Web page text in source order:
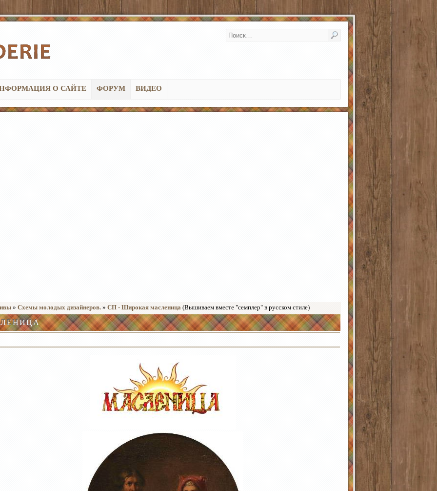
О САЙТЕ ФОРУМ ВИДЕО
» Схемы молодых дизайнеров. » СП - Широкая масленица (Вышиваем вместе "семплер" в русском стиле)